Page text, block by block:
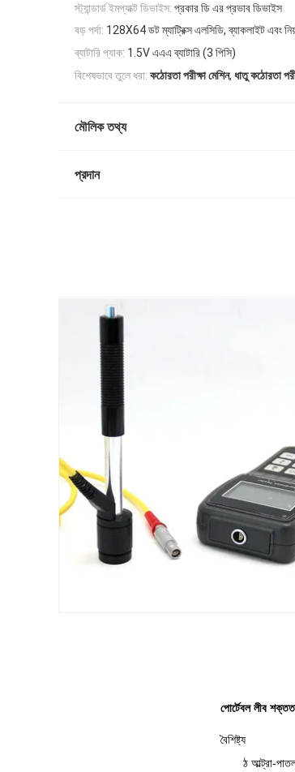
স্ট্যান্ডার্ড ইমপ্যাক্ট ডিভাইস: প্রকার ডি এর প্রভাব ডিভাইস
বড় পর্দা: 128X64 ডট ম্যাট্রিক্স এলসিডি, ব্যাকলাইট এবং
ব্যাটারি প্যাক: 1.5V এএএ ব্যাটারি (3 পিসি)
বিশেষভাবে তুলে ধরা: কঠোরতা পরীক্ষা মেশিন, ধাতু কঠোরতা
মৌলিক তথ্য
প্রদান
পোর্টেবল লীব
বৈশিষ্ট্য
ঠ আল্ট্রা-